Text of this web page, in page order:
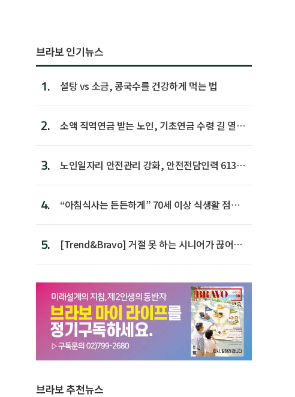
브라보 인기뉴스
1. 설탕 vs 소금, 콩국수를 건강하게 먹는 법
2.
소액 직역연금 받는 노인, 기초연금 수령 길 열린
3.
노인일자리 안전관리 강화, 안전전담인력 613명
4.
“아침식사는 든든하게” 70세 이상 식생활 점수
5.
[Trend&Bravo] 거절 못 하는 시니어가 끊어야
브라보 추천뉴스